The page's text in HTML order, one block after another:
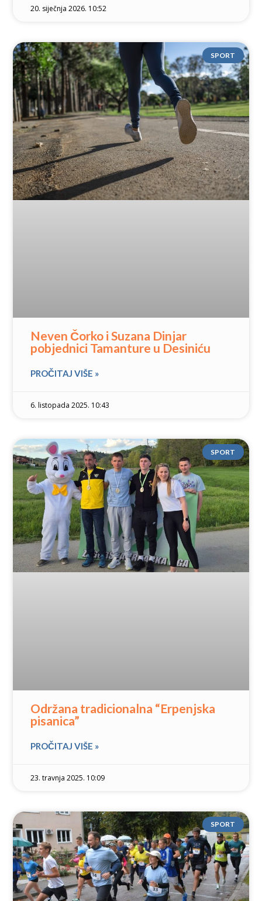
20. siječnja 2026. 10:52
SPORT
Neven Čorko i Suzana Dinjar
pobjednici Tamanture u Desiniću
PROČITAJ VIŠE »
6. listopada 2025. 10:43
SPORT
Održana tradicionalna “Erpenjska
pisanica”
PROČITAJ VIŠE »
23. travnja 2025. 10:09
SPORT